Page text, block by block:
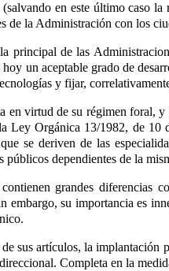
en este último caso
de la Administración con los
de las
un aceptable grado de
y fijar,
en virtud de su régimen foral,
Ley Orgánica 13/1982, de
se deriven de las
dependientes de la
grandes diferencias
su importancia es
sus artículos, la
Completa en la